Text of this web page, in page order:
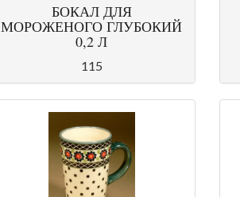
БОКАЛ ДЛЯ
МОРОЖЕНОГО ГЛУБОКИЙ
0,2 Л
115